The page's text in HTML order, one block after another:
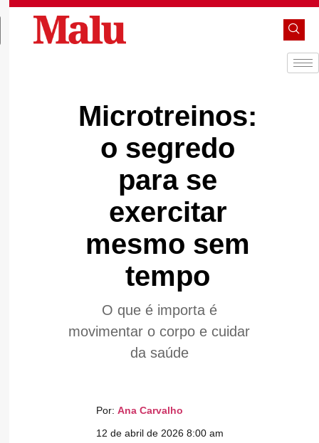
Microtreinos:
o segredo
para se
exercitar
mesmo sem
tempo
O que é importa é
movimentar o corpo e cuidar
da saúde
Por: Ana Carvalho
12 de abril de 2026 8:00 am